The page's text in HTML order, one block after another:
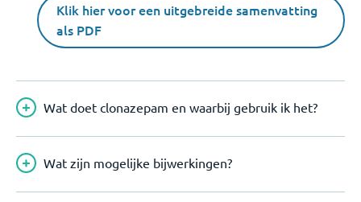
Klik hier voor een uitgebreide samenvatting
als PDF
Wat doet clonazepam en waarbij gebruik ik het?
Wat zijn mogelijke bijwerkingen?